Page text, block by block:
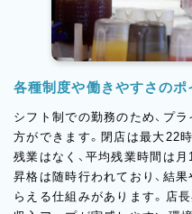
各種制度や働きやすさのポ
シフト制での勤務のため、プ
方ができます。閉店は最大22
残業はなく、平均残業時間は月
昇格は随時行われており、結
らえる仕組みがあります。店